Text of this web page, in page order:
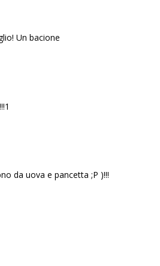
Un bacione
da uova e pancetta ;P )!!!